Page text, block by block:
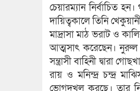
চেয়ারম্যান নির্বাচিত
দায়িত্বকালে তিনি
মাদ্রাসা মাঠ ভরাট ও
আত্মসাৎ করেছেন। নুরুল
সন্ত্রাসী বাহিনী দ্বারা
রায় ও মনিন্দ্র চন্দ্র